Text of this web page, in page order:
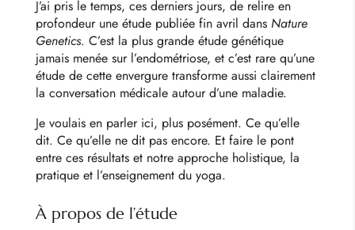
J’ai pris le temps, ces derniers jours, de relire en
profondeur une étude publiée fin avril dans Nature
Genetics. C’est la plus grande étude génétique
jamais menée sur l’endométriose, et c’est rare qu’une
étude de cette envergure transforme aussi clairement
la conversation médicale autour d’une maladie.
Je voulais en parler ici, plus posément. Ce qu’elle
dit. Ce qu’elle ne dit pas encore. Et faire le pont
entre ces résultats et notre approche holistique, la
pratique et l’enseignement du yoga.
À propos de l’étude